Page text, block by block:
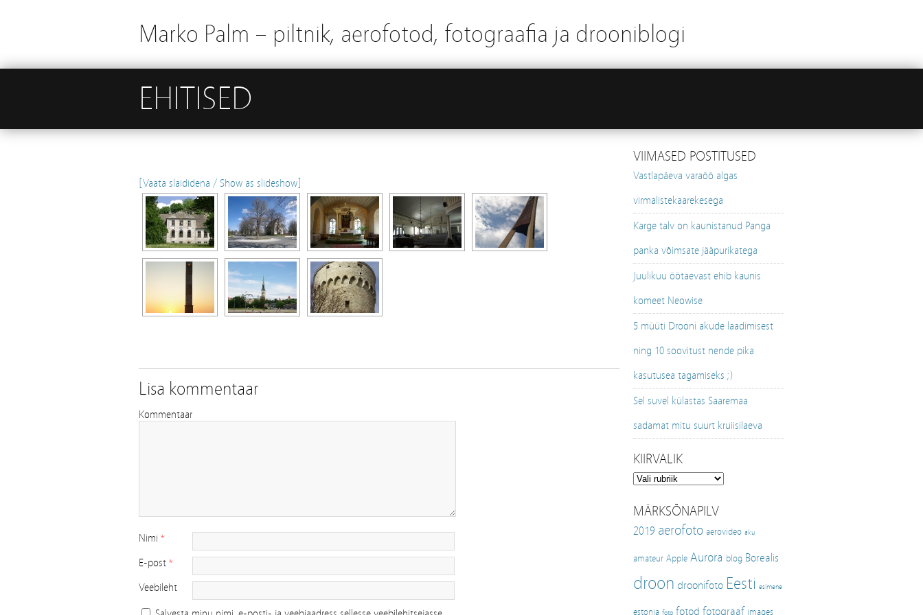
Marko Palm – piltnik, aerofotod, fotograafia ja drooniblogi
EHITISED
[Vaata slaididena / Show as slideshow]
Lisa kommentaar
Kommentaar
Nimi *
E-post *
Veebileht
VIIMASED POSTITUSED
Vastlapäeva varaöö algas
virmalistekaarekesega
Karge talv on kaunistanud Panga
panka võimsate jääpurikatega
Juulikuu öötaevast ehib kaunis
komeet Neowise
5 müüti Drooni akude laadimisest
ning 10 soovitust nende pika
kasutusea tagamiseks ;)
Sel suvel külastas Saaremaa
sadamat mitu suurt kruiisilaeva
KIIRVALIK
Kiirvalik
MÄRKSÕNAPILV
2019 aerofoto aerovideo aku
amateur Apple Aurora blog Borealis
droon droonifoto Eesti esimene
estonia foto fotod fotograaf images